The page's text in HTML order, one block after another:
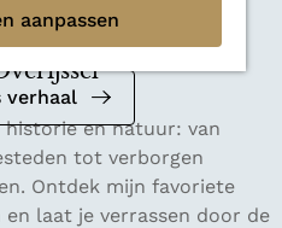
aanpassen
en ontdek de
samen te werken.
verhaal
historie en natuur: van
tot verborgen
Ontdek mijn favoriete
laat je verrassen door de